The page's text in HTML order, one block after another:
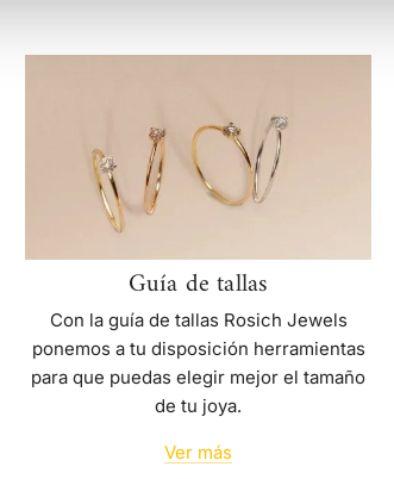
tallas
Guía de tallas
Con la guía de tallas Rosich Jewels
ponemos a tu disposición herramientas
para que puedas elegir mejor el tamaño
de tu joya.
Ver más